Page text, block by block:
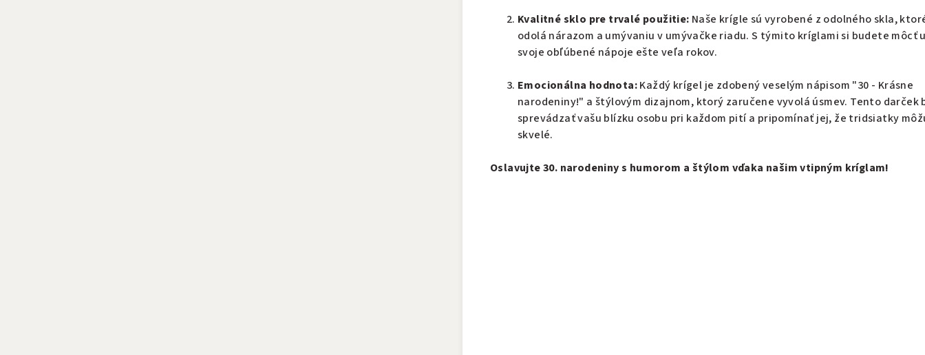
Kvalitné sklo pre trvalé použitie: Naše krígle sú vyrobené z odolného skla,
odolá nárazom a umývaniu v umývačke riadu. S týmito kríglami si budete môcť
svoje obľúbené nápoje ešte veľa rokov.
Emocionálna hodnota:Každý krígel je zdobený veselým nápisom "30 - Krásne
narodeniny!" a štýlovým dizajnom, ktorý zaručene vyvolá úsmev. Tento darček
sprevádzať vašu blízku osobu pri každom pití a pripomínať jej, že tridsiatky
skvelé.
Oslavujte 30. narodeniny s humorom a štýlom vďaka našim vtipným kríglam!